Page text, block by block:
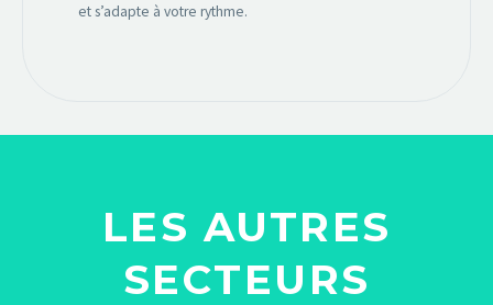
et s’adapte à votre rythme.
LES AUTRES
SECTEURS